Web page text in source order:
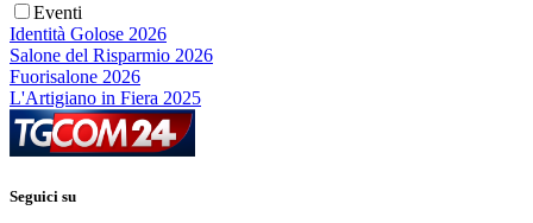
Eventi
Identità Golose 2026
Salone del Risparmio 2026
Fuorisalone 2026
L'Artigiano in Fiera 2025
Seguici su